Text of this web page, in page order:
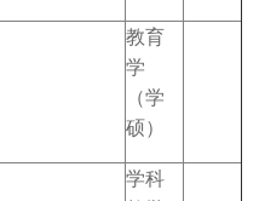
教育
学
（学
硕）
学科